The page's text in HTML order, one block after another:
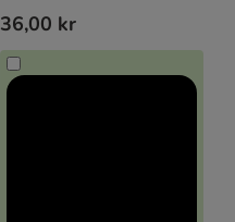
36,00 kr